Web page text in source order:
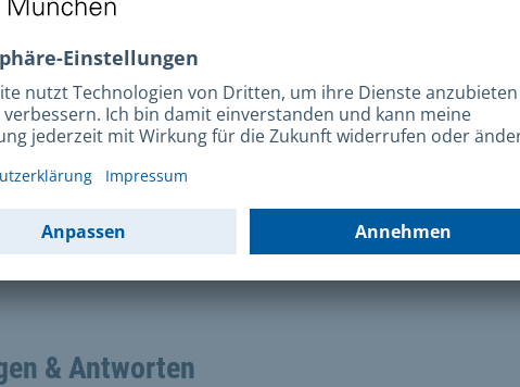
Wenn Sie den Antrag auf Briefwahlunterlagen mit der Post
Wahlamt schicken, müssen Sie Porto bezahlen und
Briefmarken verwenden.
Wahlbrief mit dem ausgefüllten Stimmzettel können
wenn Sie den Wahlbrief aus dem Ausland an das
Wahlamt zurückschicken, müssen Sie das landesübliche
& Antworten